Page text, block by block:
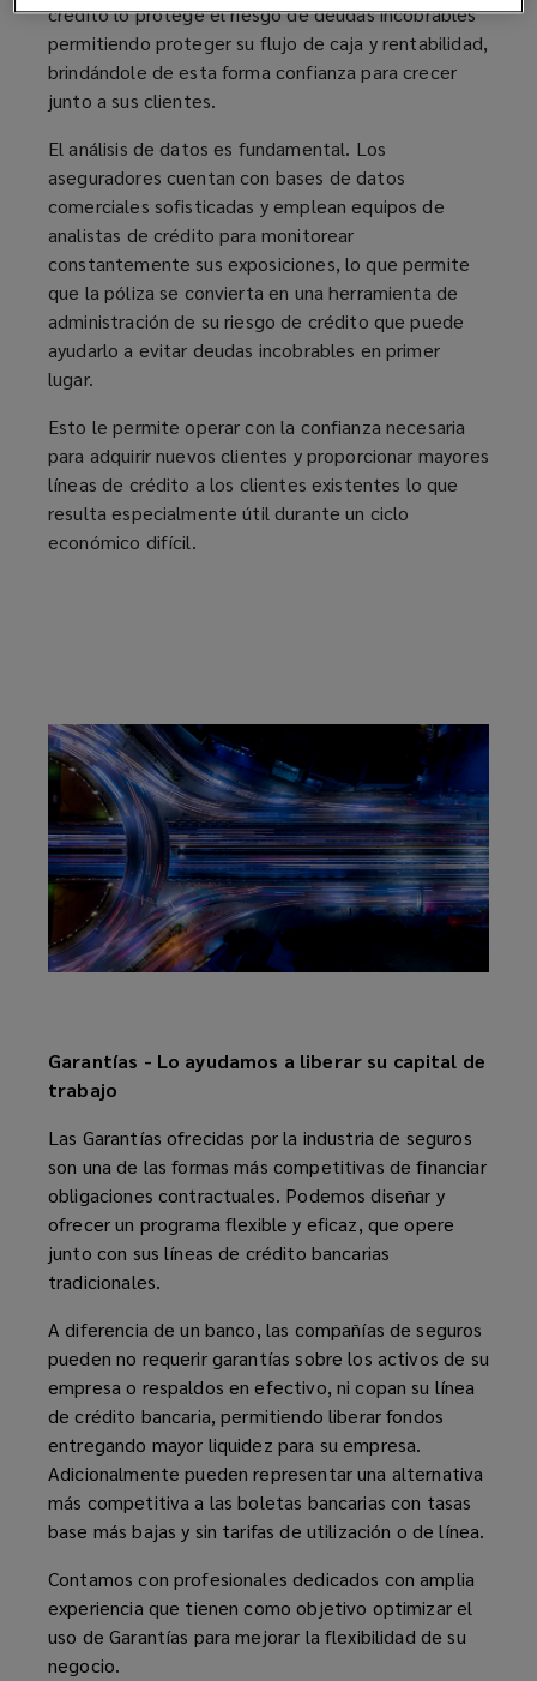
clima
económico
cada
vez
más
incierto,
seguro
crédito
del
riesgo
deudas
incobrables
proteger
flujo
caja
rentabilidad,
brindándole
esta
forma
crédito lo protege el riesgo de deudas incobrables
permitiendo proteger su flujo de caja y rentabilidad,
brindándole de esta forma confianza para crecer
junto a sus clientes.
El análisis de datos es fundamental. Los
aseguradores cuentan con bases de datos
comerciales sofisticadas y emplean equipos de
analistas de crédito para monitorear
constantemente sus exposiciones, lo que permite
que la póliza se convierta en una herramienta de
administración de su riesgo de crédito que puede
ayudarlo a evitar deudas incobrables en primer
lugar.
Esto le permite operar con la confianza necesaria
para adquirir nuevos clientes y proporcionar mayores
líneas de crédito a los clientes existentes lo que
resulta especialmente útil durante un ciclo
económico difícil.
Garantías - Lo ayudamos a liberar su capital de
trabajo
Las Garantías ofrecidas por la industria de seguros
son una de las formas más competitivas de financiar
obligaciones contractuales. Podemos diseñar y
ofrecer un programa flexible y eficaz, que opere
junto con sus líneas de crédito bancarias
tradicionales.
A diferencia de un banco, las compañías de seguros
pueden no requerir garantías sobre los activos de su
empresa o respaldos en efectivo, ni copan su línea
de crédito bancaria, permitiendo liberar fondos
entregando mayor liquidez para su empresa.
Adicionalmente pueden representar una alternativa
más competitiva a las boletas bancarias con tasas
base más bajas y sin tarifas de utilización o de línea.
Contamos con profesionales dedicados con amplia
experiencia que tienen como objetivo optimizar el
uso de Garantías para mejorar la flexibilidad de su
negocio.